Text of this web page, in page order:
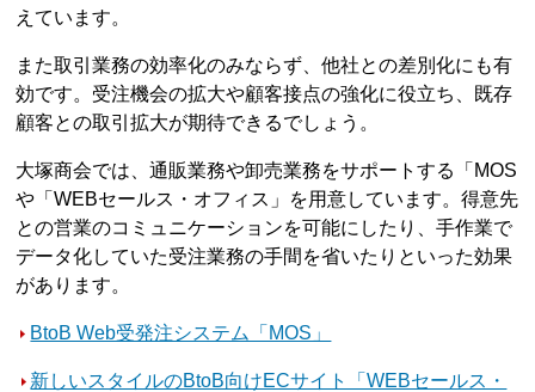
えています。
また取引業務の効率化のみならず、他社との差別化にも有
効です。受注機会の拡大や顧客接点の強化に役立ち、既存
顧客との取引拡大が期待できるでしょう。
大塚商会では、通販業務や卸売業務をサポートする「MOS
や「WEBセールス・オフィス」を用意しています。得意先
との営業のコミュニケーションを可能にしたり、手作業で
データ化していた受注業務の手間を省いたりといった効果
があります。
BtoB Web受発注システム「MOS」
新しいスタイルのBtoB向けECサイト「WEBセールス・